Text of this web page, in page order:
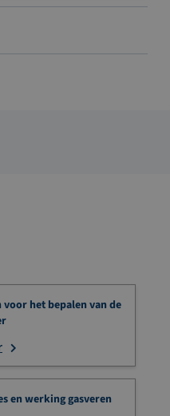
het bepalen van de
en werking gasveren